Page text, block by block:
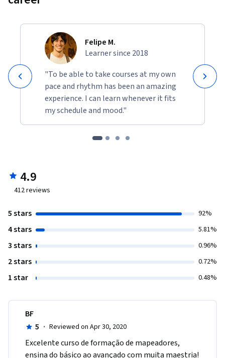
Felipe M.
Learner since 2018
"To be able to take courses at my own
pace and rhythm has been an amazing
experience. I can learn whenever it fits
my schedule and mood."
4.9
412reviews
5 stars 92%
4 stars 5.81%
3 stars 0.96%
2 stars 0.72%
1 star 0.48%
BF
5 · Reviewed on Apr 30, 2020
Excelente curso de formação de mapeadores,
ensina do básico ao avançado com muita maestria!